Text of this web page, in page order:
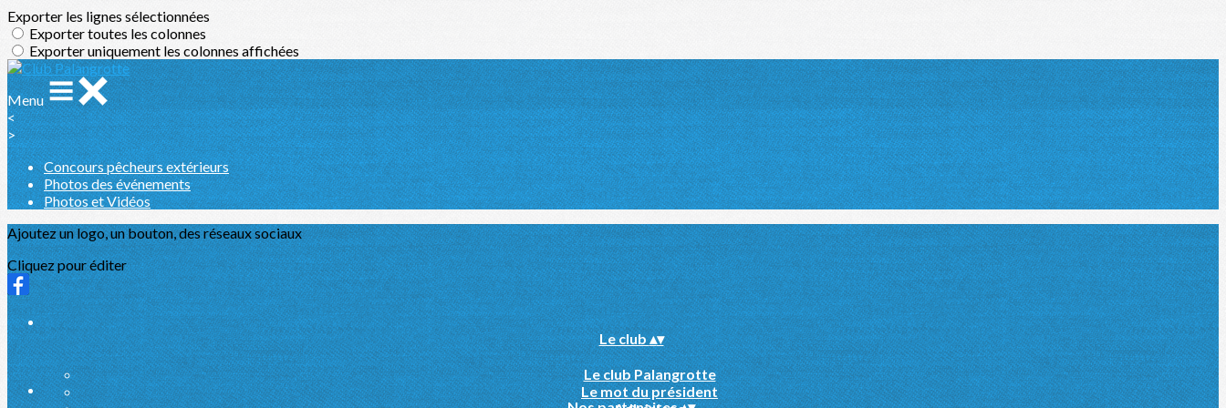
Exporter les lignes sélectionnées
Exporter toutes les colonnes
Exporter uniquement les colonnes affichées
Menu
<
>
Concours pêcheurs extérieurs
Photos des événements
Photos et Vidéos
Ajoutez un logo, un bouton, des réseaux sociaux
Cliquez pour éditer
Le club▴▾
Le club Palangrotte
Le mot du président